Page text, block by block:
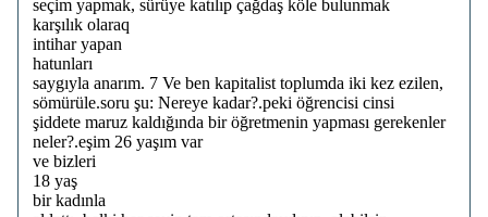
seçim yapmak, sürüye katılıp çağdaş köle bulunmak
karşılık olaraq
intihar yapan
hatunları
saygıyla anarım. 7 Ve ben kapitalist toplumda iki kez ezilen,
sömürüle.soru şu: Nereye kadar?.peki öğrencisi cinsi
şiddete maruz kaldığında bir öğretmenin yapması gerekenler
neler?.eşim 26 yaşım var
ve bizleri
18 yaş
bir kadınla